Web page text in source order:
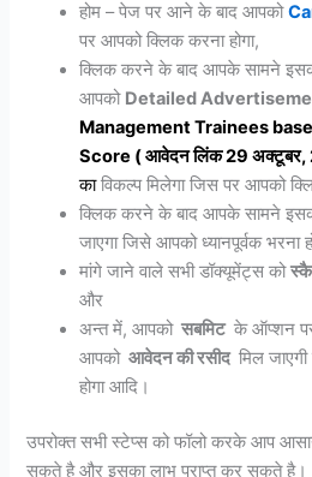
होम – पेज पर आने के बाद आपको
पर आपको क्लिक करना होगा,
क्लिक करने के बाद आपके सामने
आपको Detailed
ManagementTrainees
Score ( आवेदन लिंक 29 अक्टूबर,
काविकल्प मिलेगा जिस पर आपको
क्लिक करने के बाद आपके सामने
जाएगा जिसे आपको ध्यानपूर्वक भरना
मांगे जाने वाले सभी डॉक्यूमेंट्स को
और
अन्त में, आपको सबमिट के ऑप्शन पर
आपको आवेदन की रसीद मिल
होगा आदि।
उपरोक्त सभी स्टेप्स को फॉलो करके आप
सकते है और इसका लाभ प्राप्त कर सकते है।